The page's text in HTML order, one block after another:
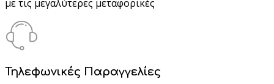
με τις μεγαλύτερες μεταφορικές
Τηλεφωνικές Παραγγελίες